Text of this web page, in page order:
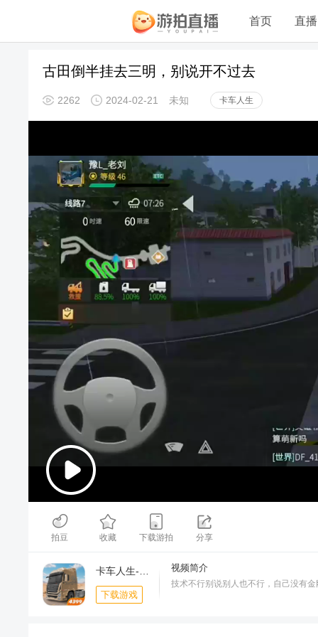
首页 直播
古田倒半挂去三明，别说开不过去
2262 2024-02-21 未知 卡车人生
00:00/03:07
拍豆 收藏 下载游拍 分享
下载游戏
视频简介
技术不行别说别人也不行，自己没有